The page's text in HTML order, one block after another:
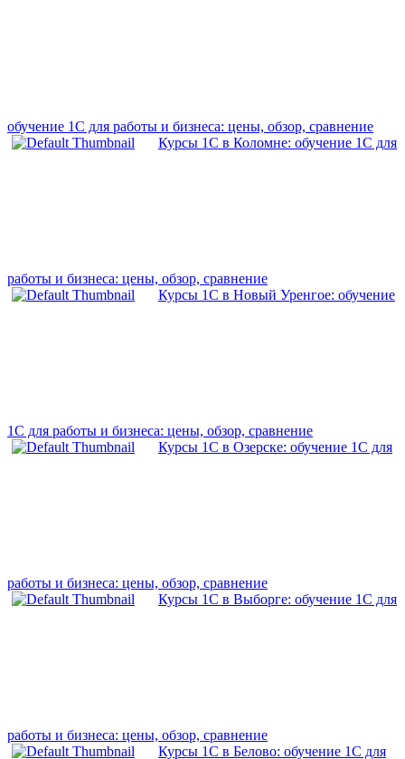
обучение 1С для работы и бизнеса: цены, обзор, сравнение
Курсы 1С в Коломне: обучение 1С для
работы и бизнеса: цены, обзор, сравнение
Курсы 1С в Новый Уренгое: обучение
1С для работы и бизнеса: цены, обзор, сравнение
Курсы 1С в Озерске: обучение 1С для
работы и бизнеса: цены, обзор, сравнение
Курсы 1С в Выборге: обучение 1С для
работы и бизнеса: цены, обзор, сравнение
Курсы 1С в Белово: обучение 1С для